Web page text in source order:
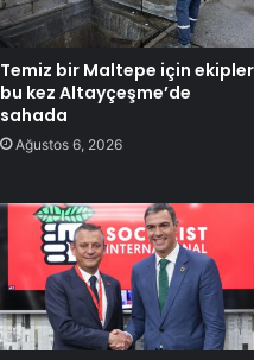
Temiz bir Maltepe için ekipler
bu kez Altayçeşme’de
sahada
Ağustos 6, 2026